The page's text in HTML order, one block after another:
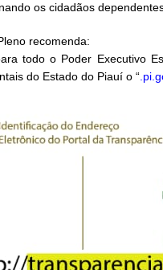
os cidadãos
recomenda:
todo o Poder Executivo
do Estado do Piauí o “